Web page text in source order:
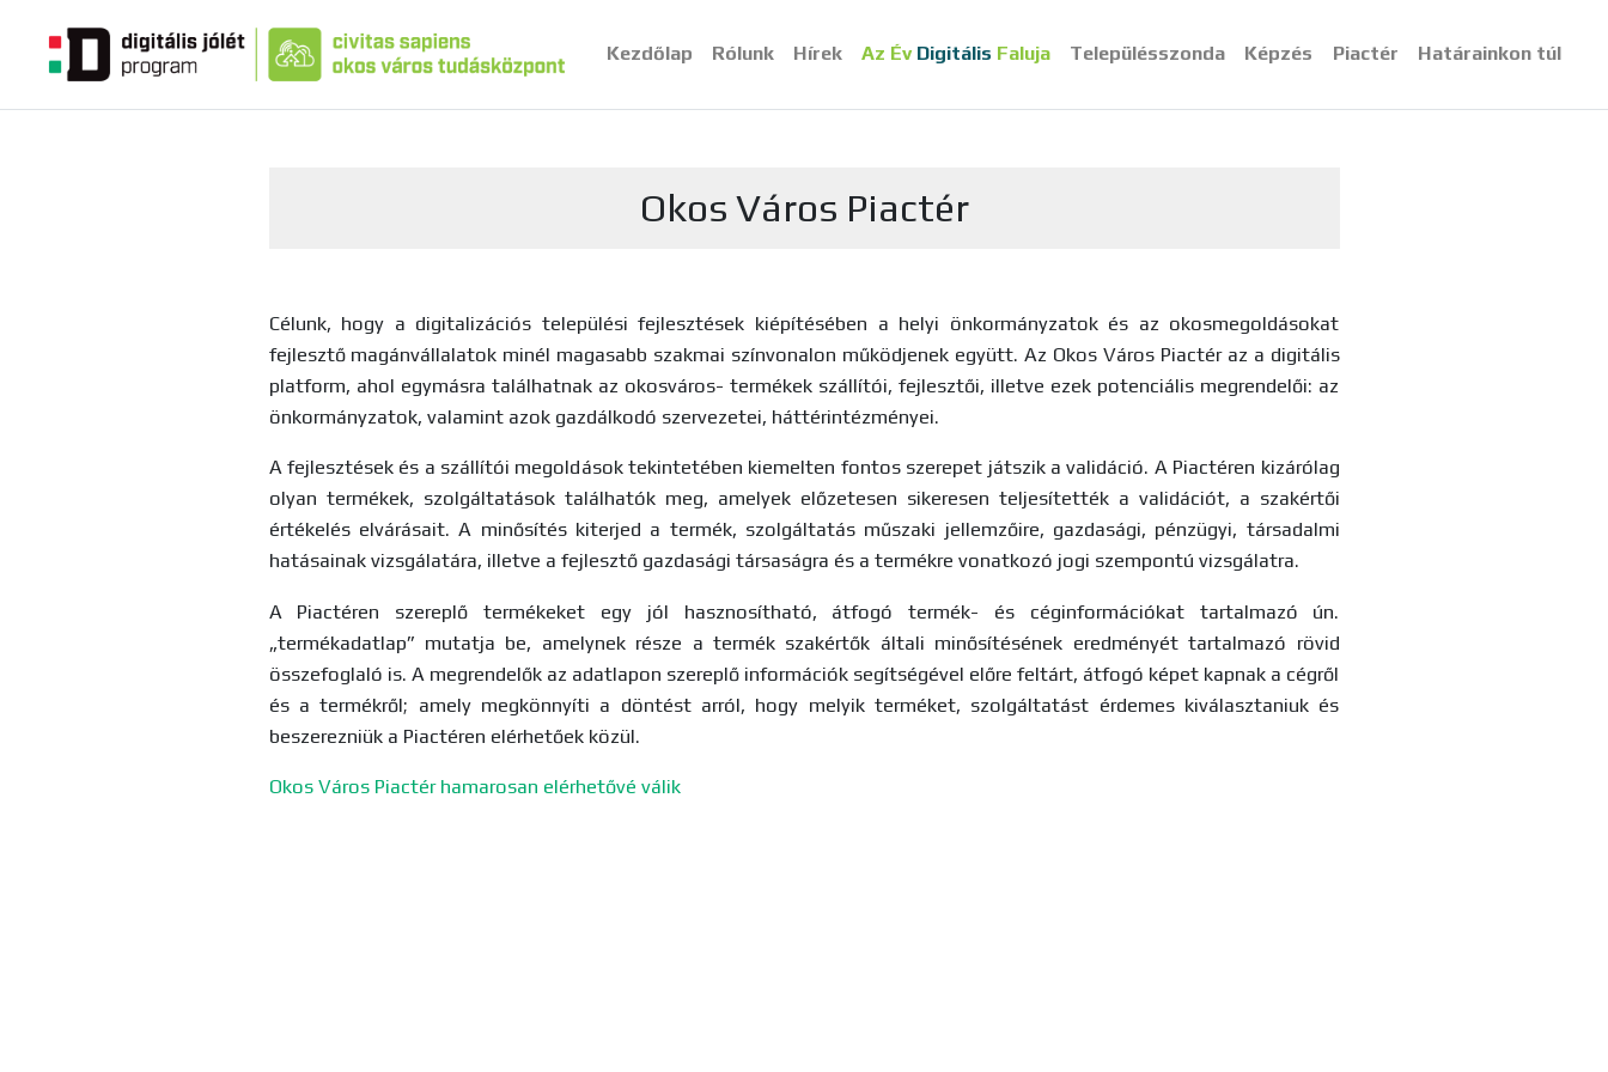
Kezdőlap Rólunk Hírek Az Év Digitális Faluja Településszonda Képzés Piactér Határainkon túl
Okos Város Piactér
Célunk, hogy a digitalizációs települési fejlesztések kiépítésében a helyi önkormányzatok és az okosmegoldásokat
fejlesztő magánvállalatok minél magasabb szakmai színvonalon működjenek együtt. Az Okos Város Piactér az a digitális
platform, ahol egymásra találhatnak az okosváros- termékek szállítói, fejlesztői, illetve ezek potenciális megrendelői: az
önkormányzatok, valamint azok gazdálkodó szervezetei, háttérintézményei.
A fejlesztések és a szállítói megoldások tekintetében kiemelten fontos szerepet játszik a validáció. A Piactéren kizárólag
olyan termékek, szolgáltatások találhatók meg, amelyek előzetesen sikeresen teljesítették a validációt, a szakértői
értékelés elvárásait. A minősítés kiterjed a termék, szolgáltatás műszaki jellemzőire, gazdasági, pénzügyi, társadalmi
hatásainak vizsgálatára, illetve a fejlesztő gazdasági társaságra és a termékre vonatkozó jogi szempontú vizsgálatra.
A Piactéren szereplő termékeket egy jól hasznosítható, átfogó termék- és céginformációkat tartalmazó ún.
„termékadatlap” mutatja be, amelynek része a termék szakértők általi minősítésének eredményét tartalmazó rövid
összefoglaló is. A megrendelők az adatlapon szereplő információk segítségével előre feltárt, átfogó képet kapnak a cégről
és a termékről; amely megkönnyíti a döntést arról, hogy melyik terméket, szolgáltatást érdemes kiválasztaniuk és
beszerezniük a Piactéren elérhetőek közül.
Okos Város Piactér hamarosan elérhetővé válik